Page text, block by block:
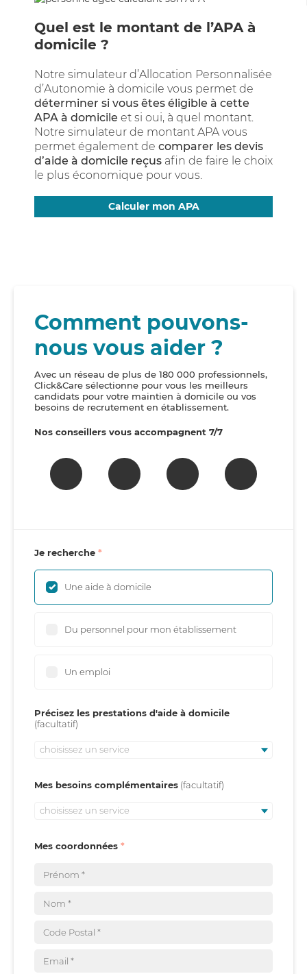
Quel est le montant de l’APA à
domicile ?
Notre simulateur d’Allocation Personnalisée
d’Autonomie à domicile vous permet de
déterminer si vous êtes éligible à cette
APA à domicile et si oui, à quel montant.
Notre simulateur de montant APA vous
permet également de comparer les devis
d’aide à domicile reçus afin de faire le choix
le plus économique pour vous.
Calculer mon APA
Comment pouvons-
nous vous aider ?
Avec un réseau de plus de 180 000 professionnels,
Click&Care sélectionne pour vous les meilleurs
candidats pour votre maintien à domicile ou vos
besoins de recrutement en établissement.
Nos conseillers vous accompagnent 7/7
Je recherche
Une aide à domicile
Du personnel pour mon établissement
Un emploi
Précisez les prestations d'aide à domicile
choisissez un service
Mes besoins complémentaires
choisissez un service
Mes coordonnées